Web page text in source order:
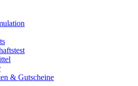
& Gutscheine